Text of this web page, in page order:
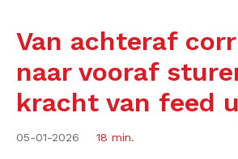
Van achteraf
naar vooraf
kracht van feed
05-01-2026 18 min.